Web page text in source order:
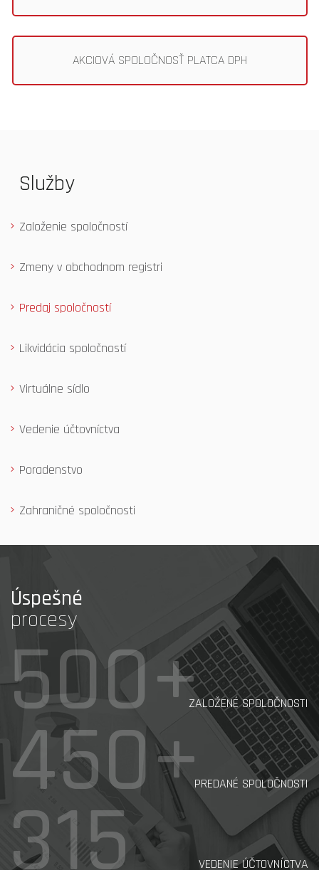
AKCIOVÁ SPOLOČNOSŤ PLATCA DPH
Služby
Založenie spoločností
Zmeny v obchodnom registri
Predaj spoločností
Likvidácia spoločností
Virtuálne sídlo
Vedenie účtovníctva
Poradenstvo
Zahraničné spoločnosti
Úspešné
procesy
ZALOŽENÉ SPOLOČNOSTI
500+
PREDANÉ SPOLOČNOSTI
450+
VEDENIE ÚČTOVNÍCTVA
315